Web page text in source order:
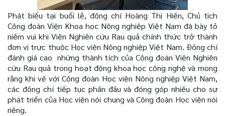
Phát biểu tại buổi lễ, đồng chí Hoàng Thị Hiền, Chủ tịch
Công đoàn Viện Khoa học Nông nghiệp Việt Nam đã bày tỏ
niềm vui khi Viện Nghiên cứu Rau quả chính thức trở thành
đơn vị trực thuộc Học viện Nông nghiệp Việt Nam. Đồng chí
đánh giá cao những thành tích của Công đoàn Viện Nghiên
cứu Rau quả trong hoạt động khoa học công nghệ và mong
rằng khi về với Công đoàn Học viện Nông nghiệp Việt Nam,
các đồng chí tiếp tục phấn đấu và đóng góp nhiều cho sự
phát triển của Học viện nói chung và Công đoàn Học viện nói
riêng.